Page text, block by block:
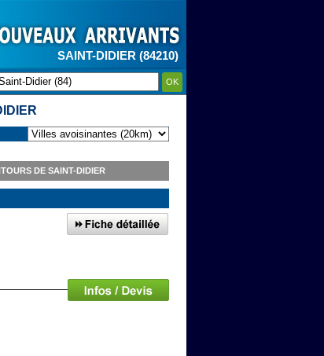
SAINT-DIDIER (84210)
OK
DE SAINT-DIDIER